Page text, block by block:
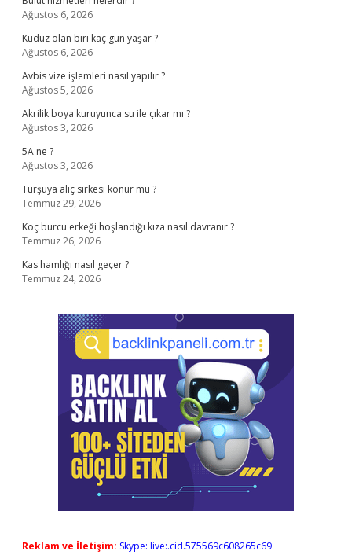
Ağustos 6, 2026
Kuduz olan biri kaç gün yaşar ?
Ağustos 6, 2026
Avbis vize işlemleri nasıl yapılır ?
Ağustos 5, 2026
Akrilik boya kuruyunca su ile çıkar mı ?
Ağustos 3, 2026
5A ne ?
Ağustos 3, 2026
Turşuya alıç sirkesi konur mu ?
Temmuz 29, 2026
Koç burcu erkeği hoşlandığı kıza nasıl davranır ?
Temmuz 26, 2026
Kas hamlığı nasıl geçer ?
Temmuz 24, 2026
Reklam ve İletişim: Skype: live:.cid.575569c608265c69